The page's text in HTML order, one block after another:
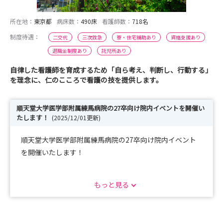
所在地： 東京都 病床数： 490床 看護師数： 718名
制度待遇：
二交代 三次救急 寮・住宅補助あり
資格支援あり
退職金制度あり
託児所あり
自律した看護師を育成するため「自ら考え、判断し、行動する」
を理念に、仁のこころで看護の技を提供します。
順天堂大学医学部附属練馬病院の27卒向け院内イベントを開催い
たします！
(2025/12/01更新)
順天堂大学医学部附属練馬病院の27卒向け院内イベント
を開催いたします！
マイナビからのみ申し込みが可能でございます。
もっと見る